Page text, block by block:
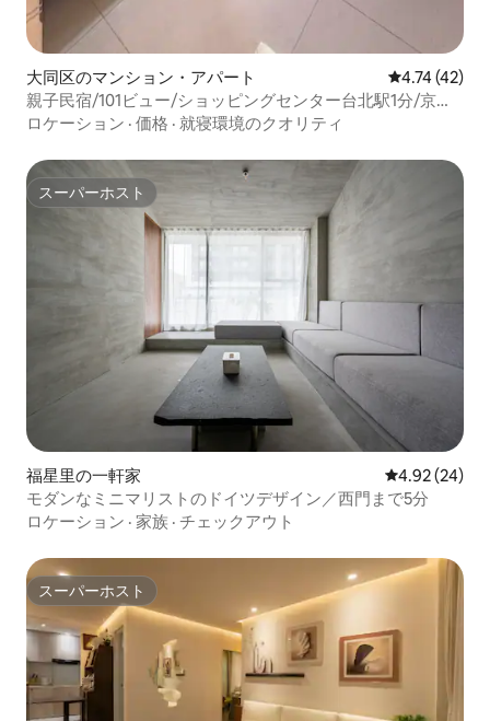
大同区のマンション・アパート レビュー42
4.74 (42)
親子民宿/101ビュー/ショッピングセンター台北駅1分/京駅
デパート2 ～ 6人泊西門町5分/桃園空港直行
ロケーション · 価格 · 就寝環境のクオリティ
スーパーホスト
スーパーホスト
福星里の一軒家 レビュー24
4.92 (24)
モダンなミニマリストのドイツデザイン／西門まで5分
ロケーション · 家族 · チェックアウト
スーパーホスト
スーパーホスト